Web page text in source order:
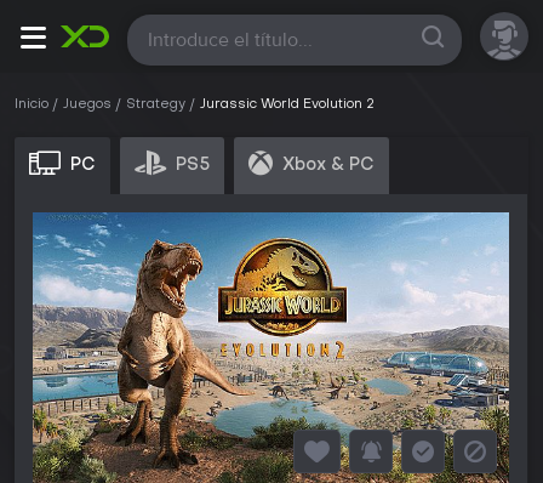
Todas
Inicio Juegos Strategy Jurassic World Evolution 2
PC PS5 Xbox & PC